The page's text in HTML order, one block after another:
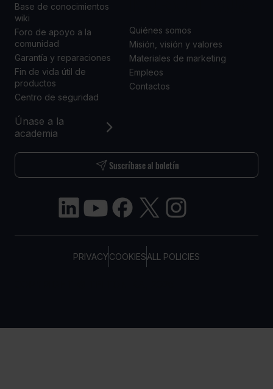
PRIVACYCOOKIESALL POLICIES
Únase a la
academia
Suscríbase al boletín
Base de conocimientos
wiki
Foro de apoyo a la
comunidad
Garantía y reparaciones
Fin de vida útil de
productos
Centro de seguridad
Quiénes somos
Misión, visión y valores
Materiales de marketing
Empleos
Contactos